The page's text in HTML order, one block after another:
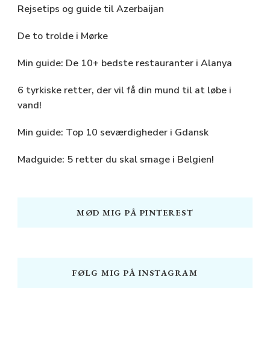
Rejsetips og guide til Azerbaijan
De to trolde i Mørke
Min guide: De 10+ bedste restauranter i Alanya
6 tyrkiske retter, der vil få din mund til at løbe i
vand!
Min guide: Top 10 seværdigheder i Gdansk
Madguide: 5 retter du skal smage i Belgien!
MØD MIG PÅ PINTEREST
FØLG MIG PÅ INSTAGRAM